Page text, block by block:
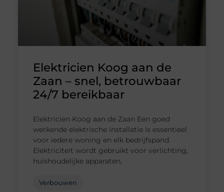
Elektricien Koog aan de
Zaan – snel, betrouwbaar
24/7 bereikbaar
Elektricien Koog aan de Zaan Een goed
werkende elektrische installatie is essentieel
voor iedere woning en elk bedrijfspand.
Elektriciteit wordt gebruikt voor verlichting,
huishoudelijke apparaten,
Verbouwen